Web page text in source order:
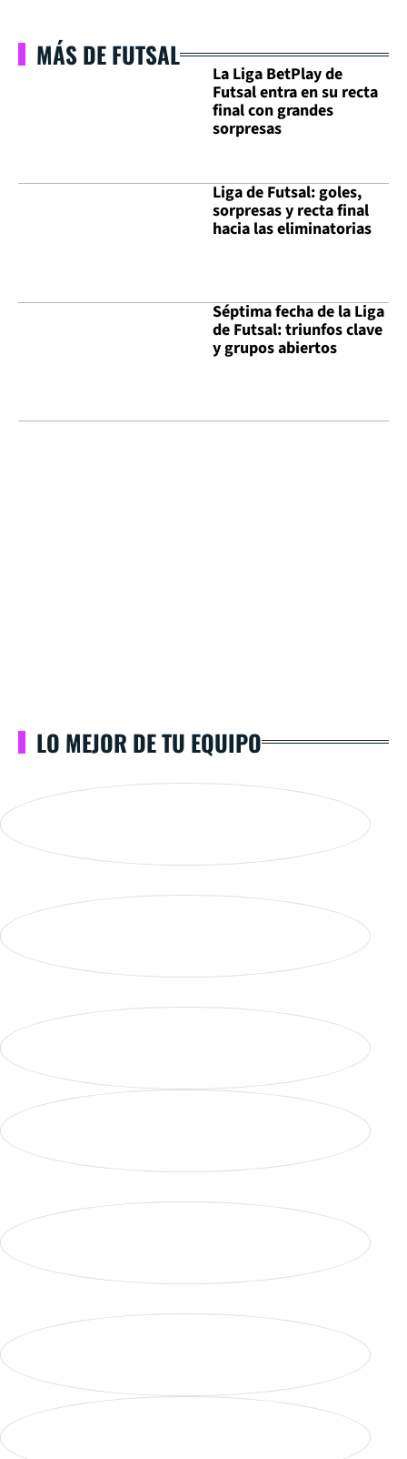
MÁS DE FUTSAL
La Liga BetPlay de
Futsal entra en su recta
final con grandes
sorpresas
Liga de Futsal: goles,
sorpresas y recta final
hacia las eliminatorias
Séptima fecha de la Liga
de Futsal: triunfos clave
y grupos abiertos
LO MEJOR DE TU EQUIPO